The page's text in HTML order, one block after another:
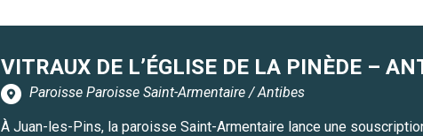
VITRAUX DE L’ÉGLISE DE LA PINÈDE –
Paroisse Paroisse Saint-Armentaire / Antibes
À Juan-les-Pins, la paroisse Saint-Armentaire lance une